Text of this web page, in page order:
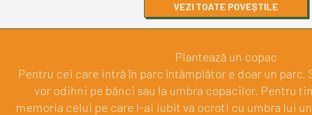
VEZI TOATE POVEȘTILE
Plantează un copac
Pentru cei care intră în parc întâmplător e doar un parc.
vor odihni pe bănci sau la umbra copacilor. Pentru
memoria celui pe care l-ai iubit va ocroti cu umbra lui